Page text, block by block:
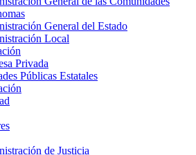
General del Estado
Local
Privada
Públicas Estatales
de Justicia